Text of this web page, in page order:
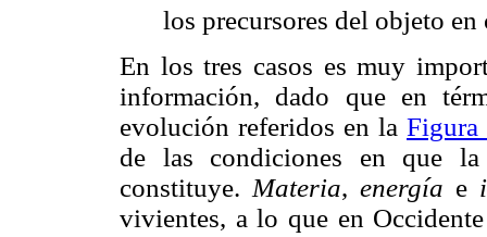
los precursores del objeto
En los tres casos es muy
información, dado que en
evolución referidos en la Figura
de las condiciones en que
constituye. Materia, energía e
vivientes, a lo que en